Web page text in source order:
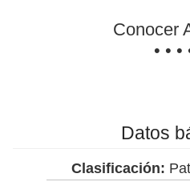
Conocer
• • •
Datos
Clasificación: